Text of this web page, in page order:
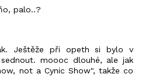
palo..?
Ještěže při opeth si bylo v
moooc dlouhé, ale jak
not a Cynic Show", takže co